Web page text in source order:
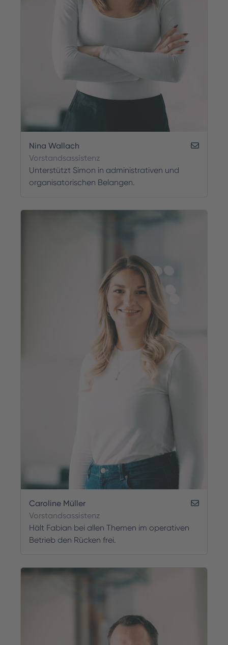
Nina Wallach
Vorstandsassistenz
Unterstützt Simon in administrativen und
organisatorischen Belangen.
Caroline Müller
Vorstandsassistenz
Hält Fabian bei allen Themen im operativen
Betrieb den Rücken frei.